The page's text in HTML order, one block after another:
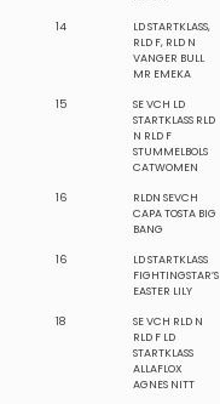
14
LD STARTKLASS,
RLD F, RLD N
VANGER BULL
MR EMEKA
15
SE VCH LD
STARTKLASS RLD
N RLD F
STUMMELBOLS
CATWOMEN
16
RLDN SEVCH
CAPA TOSTA BIG
BANG
16
LD STARTKLASS
FIGHTINGSTAR’S
EASTER LILY
18
SE VCH RLD N
RLD F LD
STARTKLASS
ALLAFLOX
AGNES NITT